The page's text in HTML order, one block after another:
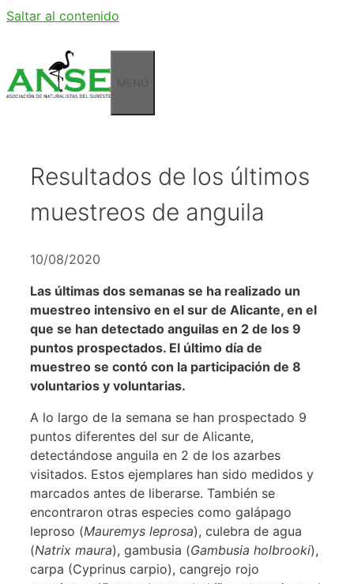
Saltar al contenido
Resultados de los últimos
muestreos de anguila
10/08/2020
Las últimas dos semanas se ha realizado un
muestreo intensivo en el sur de Alicante, en el
que se han detectado anguilas en 2 de los 9
puntos prospectados. El último día de
muestreo se contó con la participación de 8
voluntarios y voluntarias.
A lo largo de la semana se han prospectado 9
puntos diferentes del sur de Alicante,
detectándose anguila en 2 de los azarbes
visitados. Estos ejemplares han sido medidos y
marcados antes de liberarse. También se
encontraron otras especies como galápago
leproso (Mauremys leprosa), culebra de agua
(Natrix maura), gambusia (Gambusia holbrooki),
carpa (Cyprinus carpio), cangrejo rojo